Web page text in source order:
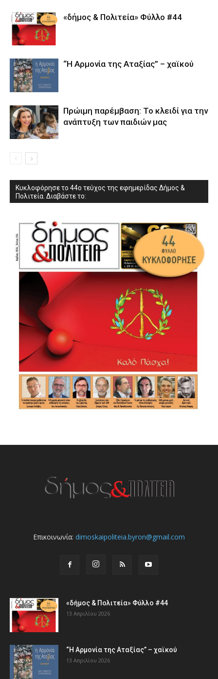
«δήμος & Πολιτεία» Φύλλο #44
“Η Αρμονία της Αταξίας” – χαϊκού
Πρώιμη παρέμβαση: Το κλειδί για την
ανάπτυξη των παιδιών µας
Κυκλοφόρησε το 44ο τεύχος της εφημερίδας Δήμος &
Πολιτεία. Διαβάστε το:
Επικοινωνία: dimoskaipoliteia.byron@gmail.com
«δήμος & Πολιτεία» Φύλλο #44
13 Απριλίου 2026
“Η Αρμονία της Αταξίας” – χαϊκού
13 Απριλίου 2026